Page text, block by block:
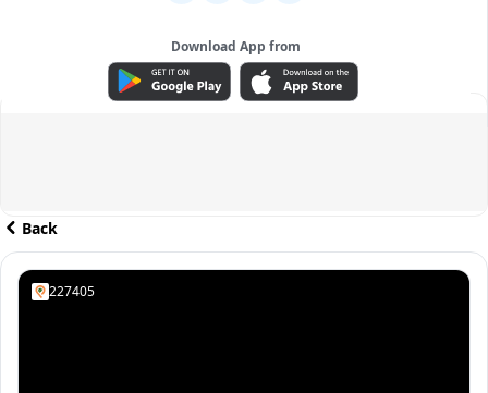
Download App from
ADVERTISEMENT
Back
227405